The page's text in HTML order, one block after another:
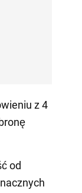
z 4
od